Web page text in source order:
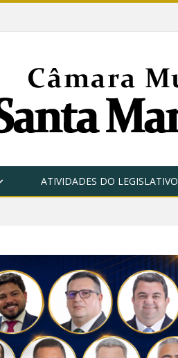
ATIVIDADES DO LEGISLATIVO